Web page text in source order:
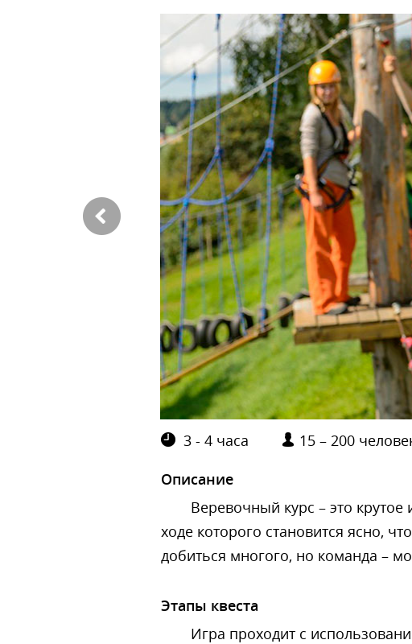
3 - 4 часа 15 – 200
Описание
Веревочный курс – это
ходе которого становится ясно,
добиться многого, но команда –
Этапы квеста
Игра проходит с